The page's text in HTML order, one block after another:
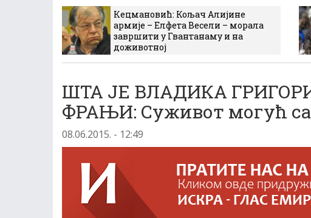
Кецмановић: Кољач Алијине
армије – Елфета Весели – морала
завршити у Гвантанаму и на
доживотној
ШТА ЈЕ ВЛАДИКА
ФРАЊИ: Суживот могућ
08.06.2015. - 12:49